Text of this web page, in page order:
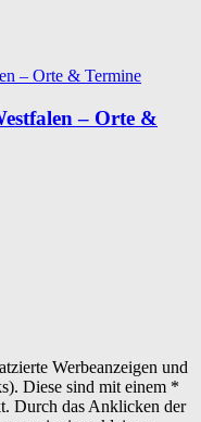
– Orte &
Werbeanzeigen und
Diese sind mit einem *
Durch das Anklicken der